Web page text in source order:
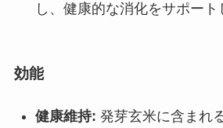
し、健康的な消化をサポート
効能
健康維持: 発芽玄米に含まれ